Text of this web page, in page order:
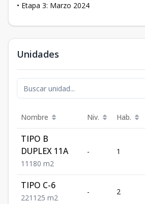
• Etapa 3: Marzo 2024
Unidades
Nombre Niv. Hab.
TIPO B
DUPLEX 11A
1 1 1 80 m2
- 1
TIPO C-6
221 125 m2
- 2